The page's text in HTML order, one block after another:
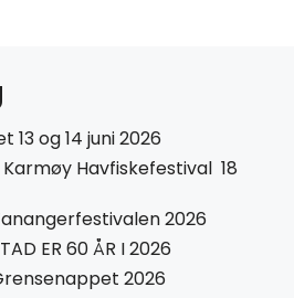
13 og 14 juni 2026
Havfiskefestival 18
2026
ER 60 ÅR I 2026
2026